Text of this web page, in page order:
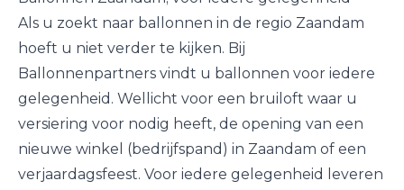
Als u zoekt naar ballonnen in de regio Zaandam
hoeft u niet verder te kijken. Bij
Ballonnenpartners vindt u ballonnen voor iedere
gelegenheid. Wellicht voor een bruiloft waar u
versiering voor nodig heeft, de opening van een
nieuwe winkel (bedrijfspand) in Zaandam of een
verjaardagsfeest. Voor iedere gelegenheid leveren